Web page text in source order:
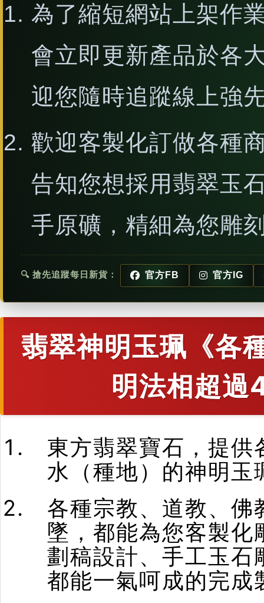
為了縮短網站上架作
會立即更新產品於各
迎您隨時追蹤線上強
歡迎客製化訂做各種
告知您想採用翡翠玉
手原礦，精細為您雕
🔍 搶先追蹤每日新貨： 官方FB 官方IG
翡翠神明玉珮《各
明法相超
東方翡翠寶石，提
水（種地）的神明
各種宗教、道教、
墜，都能為您客製
劃稿設計、手工玉石
都能一氣呵成的完成